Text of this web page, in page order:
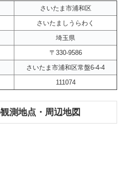
さいたま市浦和区
さいたましうらわく
埼玉県
〒330-9586
さいたま市浦和区常盤6-4-4
111074
測地点・周辺地図